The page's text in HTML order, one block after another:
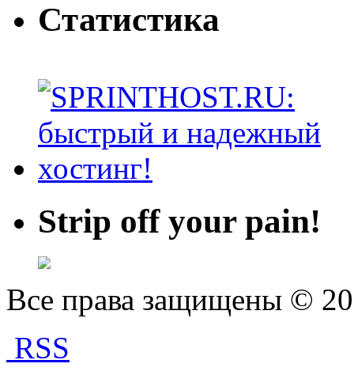
Статистика
Strip off your pain!
Все права защищены ©
RSS